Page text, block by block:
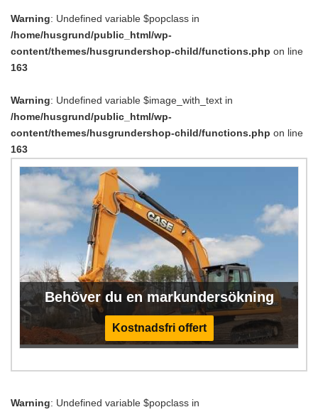
Warning: Undefined variable $popclass in
/home/husgrund/public_html/wp-
content/themes/husgrundershop-child/functions.php on line
163
Warning: Undefined variable $image_with_text in
/home/husgrund/public_html/wp-
content/themes/husgrundershop-child/functions.php on line
163
Behöver du en markundersökning
Kostnadsfri offert
Warning: Undefined variable $popclass in